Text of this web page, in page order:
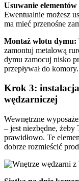
Usuwanie elementów
Ewentualnie możesz
ma mieć przenośne
Montaż wlotu dymu:
zamontuj metalową
dymu zamocuj nisko
przepływał do komory.
Krok 3:
wędzarniczej
Wewnętrzne
– jest niezbędne, żeby
prawidłowo. Te
dobrze rozmieścić